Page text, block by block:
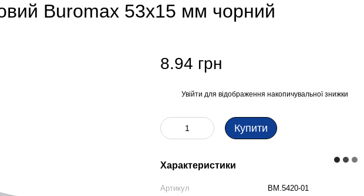
Buromax 53x15 мм чорний
8.94 грн
Увійти для відображення накопичувальної знижки
Купити
Характеристики
Артикул
BM.5420-01